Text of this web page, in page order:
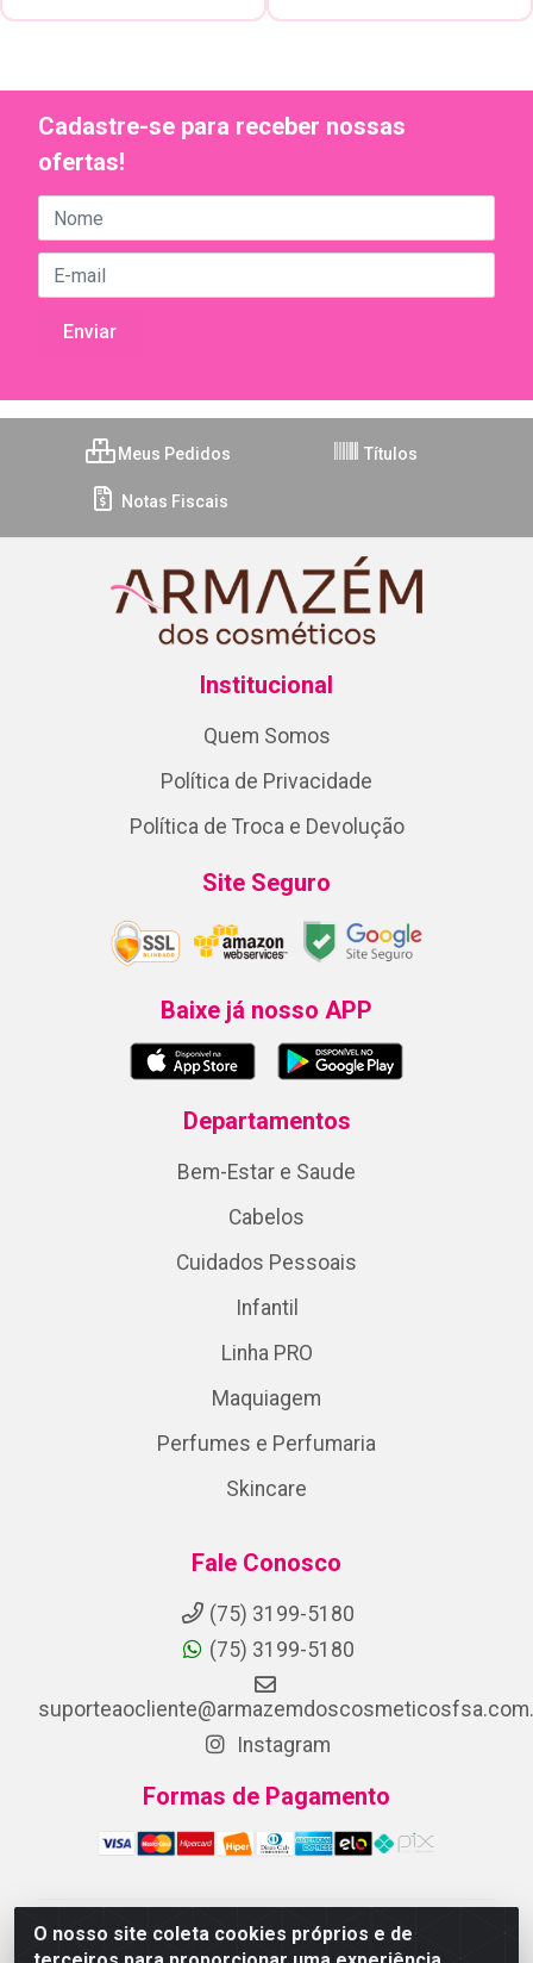
O nosso site coleta cookies próprios e de
Cadastre-se para receber nossas
ofertas!
Meus Pedidos Títulos
Notas Fiscais
Institucional
Quem Somos
Política de Privacidade
Política de Troca e Devolução
Site Seguro
Baixe já nosso APP
Departamentos
Bem-Estar e Saude
Cabelos
Cuidados Pessoais
Infantil
Linha PRO
Maquiagem
Perfumes e Perfumaria
Skincare
Fale Conosco
(75) 3199-5180
(75) 3199-5180
Instagram
Formas de Pagamento
ARMAZEM DOS COSMETICOS DISTRIBUIDORA LTDA -